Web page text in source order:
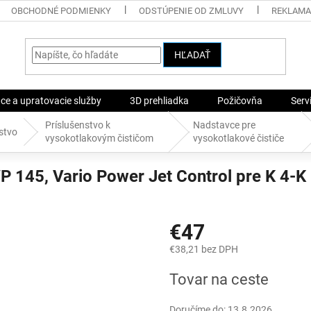
OBCHODNÉ PODMIENKY ODSTÚPENIE OD ZMLUVY
HĽADAŤ
a upratovacie služby 3D prehliadka Požičovňa
Príslušenstvo k
vysokotlakovým čističom
Nadstavce pre
vysokotlakové čističe
145, Vario Power Jet Control pre K 4-K
€47
€38,21 bez DPH
cena:
Tovar na ceste